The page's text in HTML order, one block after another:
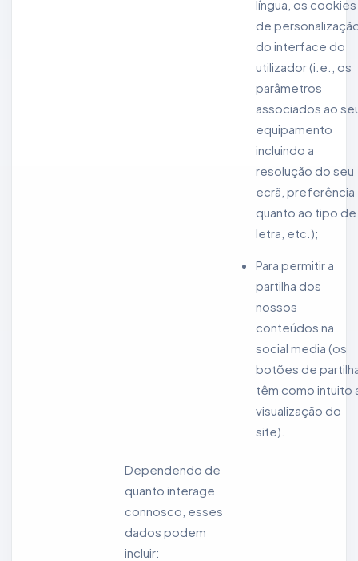
língua, os cookies
de
do interface do
utilizador (i.e., os
parâmetros
associados ao
equipamento
incluindo a
resolução do seu
ecrã, preferência
quanto ao tipo de
letra, etc.);
Para permitir a
partilha dos
nossos
conteúdos na
social media (os
botões de
têm como intuito
visualização do
site).
Dependendo de
quanto interage
connosco, esses
dados podem
incluir: